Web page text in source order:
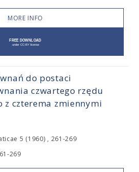
MORE INFO
do postaci
czwartego rzędu
z czterema zmiennymi
5 (1960) , 261-269
269